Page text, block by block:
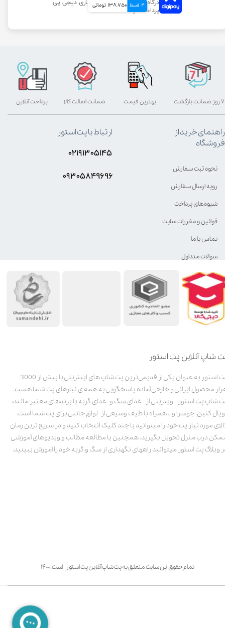
4 قسط 138,750 تومانی
شاپ آنلاین پت استور
پت استور به عنوان یکی از قدیمی‌ترین پت شاپ های اینترنتی با بیش از 3000
محصول ایرانی و خارجی آماده پاسخگویی به همه ی نیازهای پت شما هست.
شاپ پت استور، ویترینی از غذای سگ و غذای گربه با برندهای معتبر مانند:
کنین، جوسرا و .. همراه با طیف وسیعی از لوازم جانبی برای پت شما است.
مورد نیاز پت خود را میتوانید با چند کلیک انتخاب کنید و در سریع ترین زمان
درب منزل تحویل بگیرید. همچنین با مطالعه مطالب و ویدیوهای آموزشی
وبلاگ پت استور میتوانید راههای نگهداری از سگ و گربه خود را آموزش ببینید.
تمام حقوق این سایت متعلق به پت شاپ آنلاین پت استور است. ۱۴۰۰
بهترین قیمت پرداخت آنلاین ۷ روز ضمانت بازگشت ضمانت اصالت کالا
راهنمای خرید از
فروشگاه
نحوه ثبت سفارش
رویه ارسال سفارش
شیوه‌های پرداخت
قوانین و مقررات سایت
تماس با ما
سوالات متداول
ارتباط با پت استور
۰۲۱۹۱۳۰۵۱۴۵
۰۹۳۰۵8۴9696